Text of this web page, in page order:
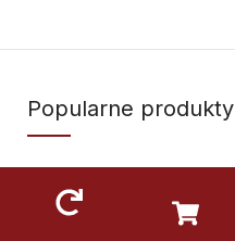
Popularne produkty